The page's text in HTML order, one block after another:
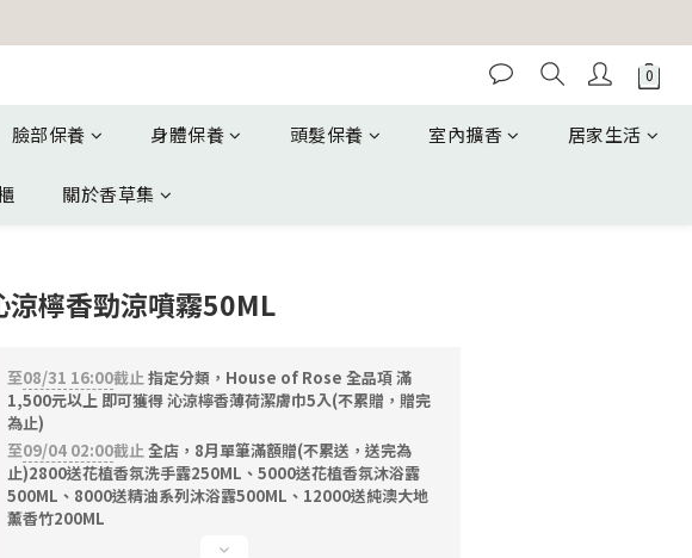
人行李吊牌
人行李吊牌
臉部保養 身體保養 頭髮保養 室內擴香 居家生活
關於香草集
涼檸香勁涼噴霧50ML
至08/31 16:00截止指定分類，House of Rose 全品項 滿
1,500元以上 即可獲得 沁涼檸香薄荷潔膚巾5入(不累贈，贈完
為止)
至09/04 02:00截止全店，8月單筆滿額贈(不累送，送完為
止)2800送花植香氛洗手露250ML、5000送花植香氛沐浴露
500ML、8000送精油系列沐浴露500ML、12000送純澳大地
薰香竹200ML